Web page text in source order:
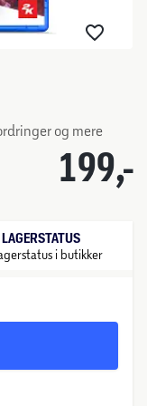
og mere
199,-
LAGERSTATUS
i butikker